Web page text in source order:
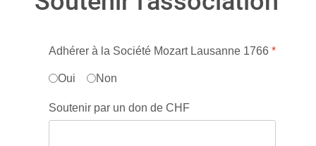
Adhérer à la Société Mozart Lausanne 1766 *
Oui Non
Soutenir par un don de CHF